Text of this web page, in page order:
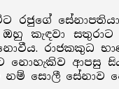
ඔහු කැඳවා
රාජකකුධ
ආපසු
සොලී සේනාව